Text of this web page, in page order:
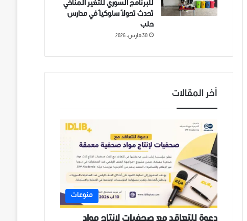
للبرنامج السوري للتغير المناخي
تُحدث تحولاً سلوكياً في مدارس
حلب
30 مارس، 2026
أخر المقالات
منوعات